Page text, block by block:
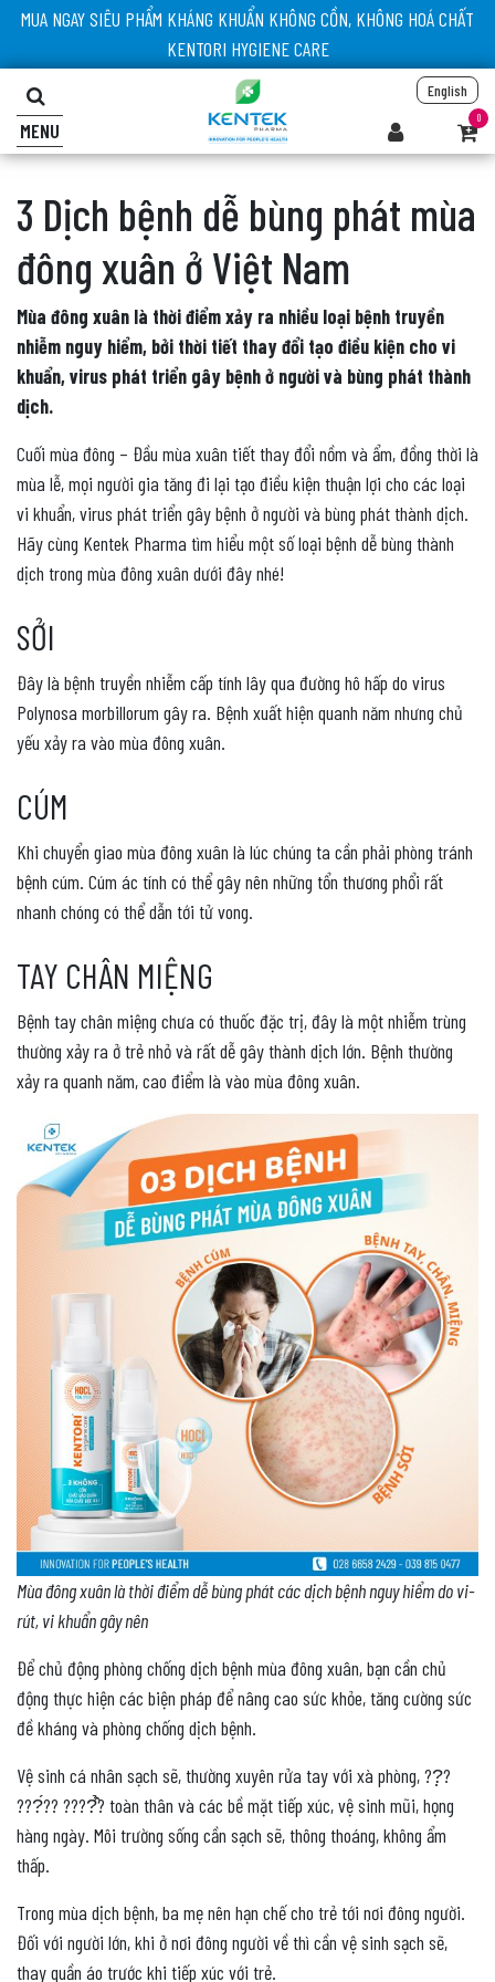
MUA NGAY SIÊU PHẨM KHÁNG KHUẨN KHÔNG CỒN, KHÔNG HOÁ CHẤT
KENTORI HYGIENE CARE
MENU
English
0
3 Dịch bệnh dễ bùng phát mùa
đông xuân ở Việt Nam
Mùa đông xuân là thời điểm xảy ra nhiều loại bệnh truyền
nhiễm nguy hiểm, bởi thời tiết thay đổi tạo điều kiện cho vi
khuẩn, virus phát triển gây bệnh ở người và bùng phát thành
dịch.
Cuối mùa đông – Đầu mùa xuân tiết thay đổi nồm và ẩm, đồng thời là
mùa lễ, mọi người gia tăng đi lại tạo điều kiện thuận lợi cho các loại
vi khuẩn, virus phát triển gây bệnh ở người và bùng phát thành dịch.
Hãy cùng Kentek Pharma tìm hiểu một số loại bệnh dễ bùng thành
dịch trong mùa đông xuân dưới đây nhé!
SỞI
Đây là bệnh truyền nhiễm cấp tính lây qua đường hô hấp do virus
Polynosa morbillorum gây ra. Bệnh xuất hiện quanh năm nhưng chủ
yếu xảy ra vào mùa đông xuân.
CÚM
Khi chuyển giao mùa đông xuân là lúc chúng ta cần phải phòng tránh
bệnh cúm. Cúm ác tính có thể gây nên những tổn thương phổi rất
nhanh chóng có thể dẫn tới tử vong.
TAY CHÂN MIỆNG
Bệnh tay chân miệng chưa có thuốc đặc trị, đây là một nhiễm trùng
thường xảy ra ở trẻ nhỏ và rất dễ gây thành dịch lớn. Bệnh thường
xảy ra quanh năm, cao điểm là vào mùa đông xuân.
Mùa đông xuân là thời điểm dễ bùng phát các dịch bệnh nguy hiểm do vi-
rút, vi khuẩn gây nên
Để chủ động phòng chống dịch bệnh mùa đông xuân, bạn cần chủ
động thực hiện các biện pháp để nâng cao sức khỏe, tăng cường sức
đề kháng và phòng chống dịch bệnh.
Vệ sinh cá nhân sạch sẽ, thường xuyên rửa tay với xà phòng, ??̣?
???́?? ????̂̉? toàn thân và các bề mặt tiếp xúc, vệ sinh mũi, họng
hàng ngày. Môi trường sống cần sạch sẽ, thông thoáng, không ẩm
thấp.
Trong mùa dịch bệnh, ba mẹ nên hạn chế cho trẻ tới nơi đông người.
Đối với người lớn, khi ở nơi đông người về thì cần vệ sinh sạch sẽ,
thay quần áo trước khi tiếp xúc với trẻ.